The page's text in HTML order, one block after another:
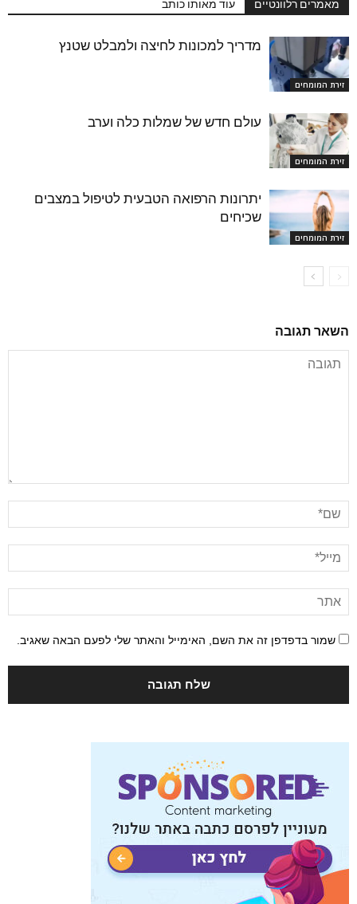
מאמרים רלוונטיים עוד מאותו כותב
זירת המומחים
מדריך למכונות לחיצה ולמבלט שטנץ
זירת המומחים
עולם חדש של שמלות כלה וערב
זירת המומחים
יתרונות הרפואה הטבעית לטיפול במצבים
שכיחים
השאר תגובה
שמור בדפדפן זה את השם, האימייל והאתר שלי לפעם הבאה שאגיב.